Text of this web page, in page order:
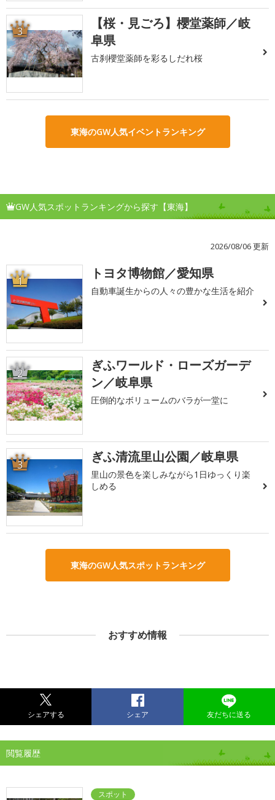
3
【桜・見ごろ】櫻堂薬師／岐
阜県
古刹櫻堂薬師を彩るしだれ桜
東海のGW人気イベントランキング
GW人気スポットランキングから探す【東海】
2026/08/06 更新
1 トヨタ博物館／愛知県
自動車誕生からの人々の豊かな生活を紹介
2
ぎふワールド・ローズガーデ
ン／岐阜県
圧倒的なボリュームのバラが一堂に
3 ぎふ清流里山公園／岐阜県
里山の景色を楽しみながら1日ゆっくり楽
しめる
東海のGW人気スポットランキング
おすすめ情報
シェアする シェア 友だちに送る
閲覧履歴